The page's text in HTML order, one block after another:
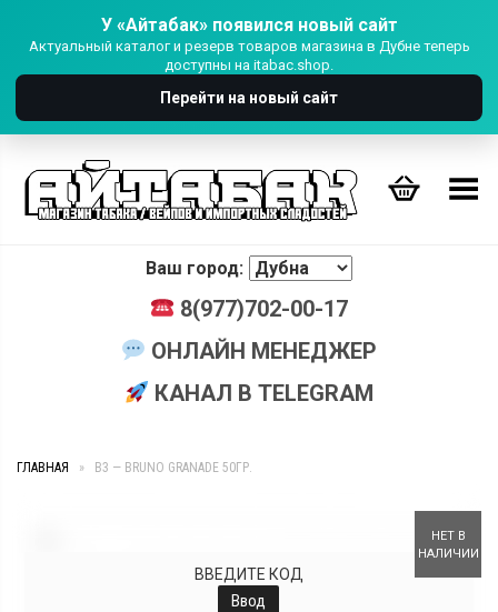
У «Айтабак» появился новый сайт
Актуальный каталог и резерв товаров магазина в Дубне теперь
доступны на itabac.shop.
Перейти на новый сайт
Переключить Меню
Ваш город:
8(977)702-00-17
ОНЛАЙН МЕНЕДЖЕР
КАНАЛ В TELEGRAM
ГЛАВНАЯ » B3 — BRUNO GRANADE 50ГР.
НЕТ В
НАЛИЧИИ
ВВЕДИТЕ КОД
Ввод